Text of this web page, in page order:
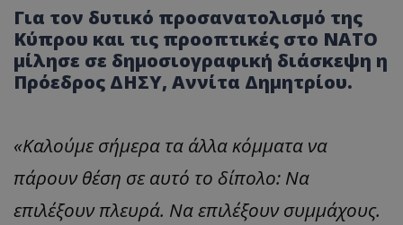
Για τον δυτικό προσανατολισμό της
Κύπρου και τις προοπτικές στο ΝΑΤΟ
μίλησε σε δημοσιογραφική διάσκεψη η
Πρόεδρος ΔΗΣΥ, Αννίτα Δημητρίου.
«Καλούμε σήμερα τα άλλα κόμματα να
πάρουν θέση σε αυτό το δίπολο: Να
επιλέξουν πλευρά. Να επιλέξουν συμμάχους.